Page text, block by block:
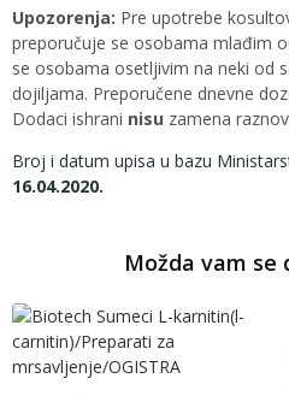
Upozorenja: Pre upotrebe
preporučuje se osobama mlađim
se osobama osetljivim na neki od
dojiljama. Preporučene dnevne
Dodaci ishrani nisu zamena
Broj i datum upisa u bazu
16.04.2020.
Možda vam se